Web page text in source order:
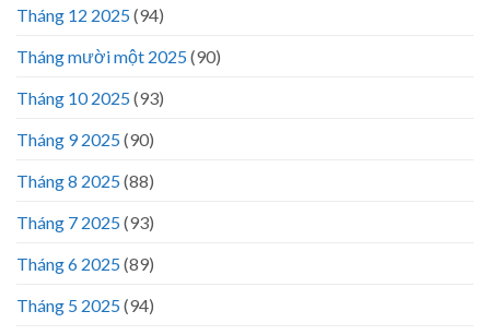
Tháng 12 2025(94)
Tháng mười một 2025(90)
Tháng 10 2025(93)
Tháng 9 2025(90)
Tháng 8 2025(88)
Tháng 7 2025(93)
Tháng 6 2025(89)
Tháng 5 2025(94)